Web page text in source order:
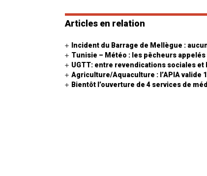
Articles en relation
Incident du Barrage de Mellègue :
Tunisie – Météo : les pêcheurs appelés
UGTT: entre revendications sociales et
Agriculture/Aquaculture : l’APIA valide
Bientôt l’ouverture de 4 services de